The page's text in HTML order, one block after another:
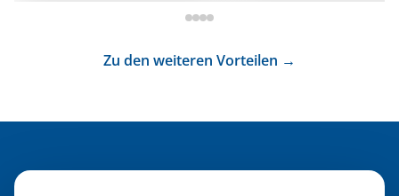
Zu den weiteren Vorteilen →